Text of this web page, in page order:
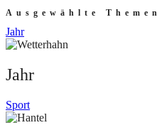
Ausgewählte Themen
Jahr
Jahr
Sport